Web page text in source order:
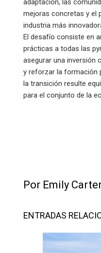
adaptación, las
mejoras concretas y el
industria más
El desafío consiste en
prácticas a todas las
asegurar una inversión
y reforzar la formación
la transición resulte
para el conjunto de la
Por Emily
ENTRADAS